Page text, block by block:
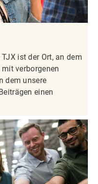
ist der Ort, an dem
verborgenen
dem unsere
einen